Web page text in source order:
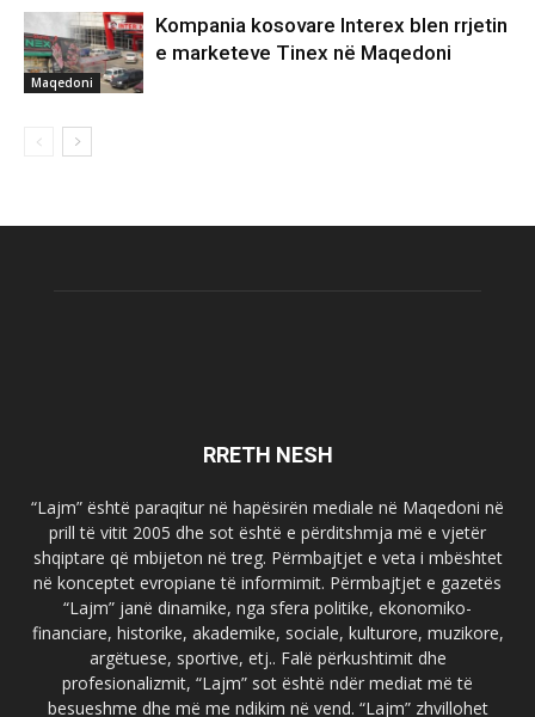
Maqedoni
Kompania kosovare Interex blen rrjetin
e marketeve Tinex në Maqedoni
RRETH NESH
“Lajm” është paraqitur në hapësirën mediale në Maqedoni në
prill të vitit 2005 dhe sot është e përditshmja më e vjetër
shqiptare që mbijeton në treg. Përmbajtjet e veta i mbështet
në konceptet evropiane të informimit. Përmbajtjet e gazetës
“Lajm” janë dinamike, nga sfera politike, ekonomiko-
financiare, historike, akademike, sociale, kulturore, muzikore,
argëtuese, sportive, etj.. Falë përkushtimit dhe
profesionalizmit, “Lajm” sot është ndër mediat më të
besueshme dhe më me ndikim në vend. “Lajm” zhvillohet